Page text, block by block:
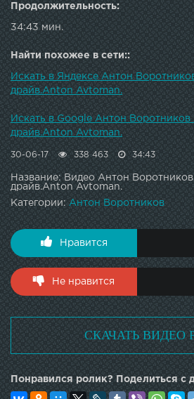
Продолжительность:
34:43 мин.
Найти похожее в сети::
Искать в Яндексе Антон
драйв.Anton Avtoman.
Искать в Google Антон Воротников
драйв.Anton Avtoman.
30-06-17 338 463 34:43
Название: Видео Антон Воротников
драйв.Anton Avtoman.
Категории: Антон Воротников
Нравится
Не нравится
СКАЧАТЬ ВИДЕО
Понравился ролик? Поделиться с